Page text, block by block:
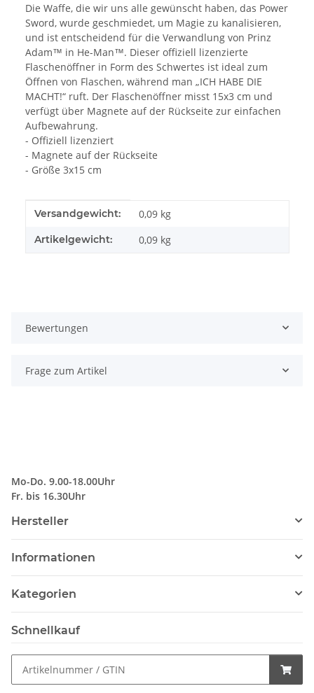
Die Waffe, die wir uns alle gewünscht haben, das Power
Sword, wurde geschmiedet, um Magie zu kanalisieren,
und ist entscheidend für die Verwandlung von Prinz
Adam™ in He-Man™. Dieser offiziell lizenzierte
Flaschenöffner in Form des Schwertes ist ideal zum
Öffnen von Flaschen, während man „ICH HABE DIE
MACHT!“ ruft. Der Flaschenöffner misst 15x3 cm und
verfügt über Magnete auf der Rückseite zur einfachen
Aufbewahrung.
- Offiziell lizenziert
- Magnete auf der Rückseite
- Größe 3x15 cm
Produkteigenschaft
Wert
Versandgewicht: 0,09 kg
Artikelgewicht: 0,09 kg
Bewertungen
Frage zum Artikel
Mo-Do. 9.00-18.00Uhr
Fr. bis 16.30Uhr
Hersteller
Informationen
Kategorien
Schnellkauf